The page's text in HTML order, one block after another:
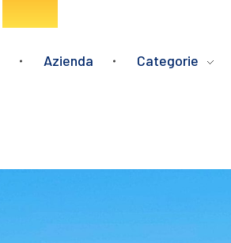
Azienda Categorie